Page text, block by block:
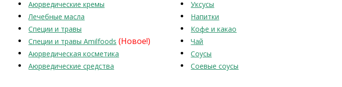
Аюрведические кремы
Лечебные масла
Специи и травы
Специи и травы Amilfoods (Новое!)
Аюрведическая косметика
Аюрведические средства
Уксусы
Напитки
Кофе и какао
Чай
Соусы
Соевые соусы